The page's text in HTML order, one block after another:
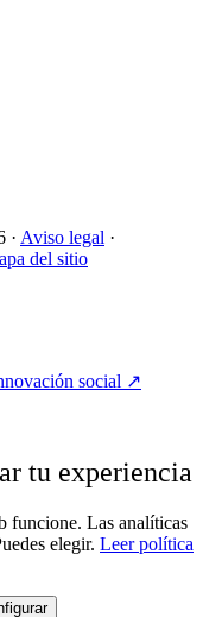
· Aviso legal ·
del sitio
social ↗
tu experiencia
funcione. Las analíticas
elegir. Leer política